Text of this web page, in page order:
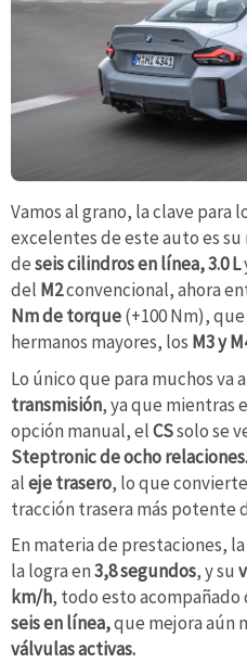
Vamos al grano, la clave para
excelentes de este auto es
deseis cilindros en línea, 3.0 L
del M2convencional, ahora
Nm de torque(+100 Nm),
hermanos mayores, los M3 y
Lo único que para muchos va
transmisión, ya que mientras
opción manual, elCSsolo se
Steptronic de ocho relaciones.
aleje trasero, lo que
tracción trasera más potente
En materia de prestaciones,
la logra en3,8 segundos, y su
km/h, todo esto
seis en línea,que mejora aún
válvulas activas.